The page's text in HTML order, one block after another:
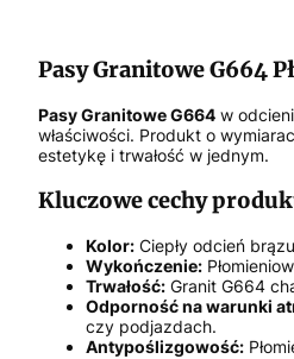
Pasy Granitowe G664
Pasy Granitowe G664 w
właściwości. Produkt o
estetykę i trwałość w jednym.
Kluczowe cechy
Kolor: Ciepły odcień
Wykończenie:
Trwałość: Granit G664
Odporność na warunki
czy podjazdach.
Antypoślizgowość: